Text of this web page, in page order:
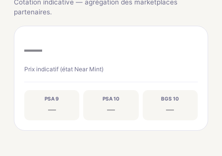
Cotation indicative — agrégation des marketplaces
partenaires.
—
Prix indicatif (état Near Mint)
PSA 9
—
PSA 10
—
BGS 10
—